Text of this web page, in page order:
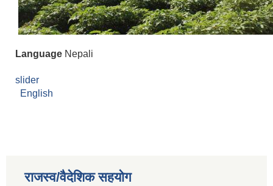
Language Nepali
slider
English
राजस्व/वैदेशिक सहयोग